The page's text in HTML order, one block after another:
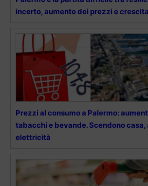
incerto, aumento dei prezzi e
Prezzi al consumo a Palermo:
tabacchi e bevande. Scendono casa,
elettricità